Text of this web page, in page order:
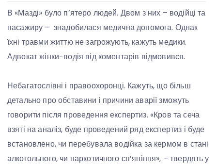
В «Мазді» було п’ятеро людей. Двом з них – водійці та
пасажиру – знадобилася медична допомога. Однак
їхні травми життю не загрожують, кажуть медики.
Адвокат жінки-водія від коментарів відмовився.
Небагатослівні і правоохоронці. Кажуть, що більш
детально про обставини і причини аварії зможуть
говорити після проведення експертиз. «Кров та сеча
взяті на аналіз, буде проведений ряд експертиз і буде
встановлено, чи перебувала водійка за кермом в стані
алкогольного, чи наркотичного сп’яніння», – твердять у